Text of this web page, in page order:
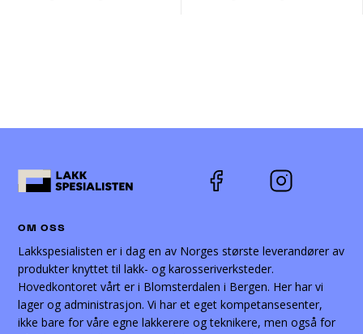
OM OSS
Lakkspesialisten er i dag en av Norges største leverandører av
produkter knyttet til lakk- og karosseriverksteder.
Hovedkontoret vårt er i Blomsterdalen i Bergen. Her har vi
lager og administrasjon. Vi har et eget kompetansesenter,
ikke bare for våre egne lakkerere og teknikere, men også for